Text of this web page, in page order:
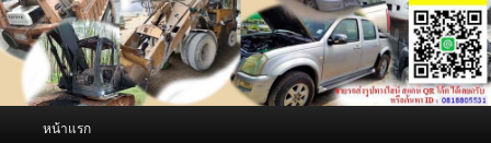
หน้าแรก